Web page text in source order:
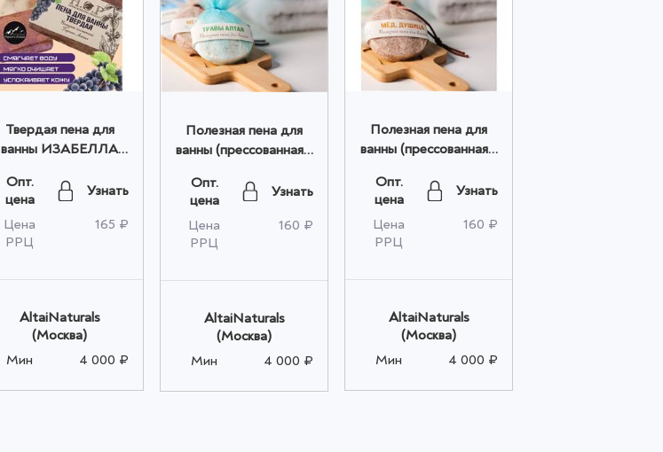
Твердая пена для
ванны ИЗАБЕЛЛА
оптом
Опт.
цена
Узнать
Цена
РРЦ
165 ₽
AltaiNaturals
(Москва)
Мин
4 000 ₽
Полезная пена для
ванны (прессованная)/
оптом
Опт.
цена
Узнать
Цена
РРЦ
160 ₽
AltaiNaturals
(Москва)
Мин
4 000 ₽
Полезная пена для
ванны (прессованная)/
оптом
Опт.
цена
Узнать
Цена
РРЦ
160 ₽
AltaiNaturals
(Москва)
Мин
4 000 ₽